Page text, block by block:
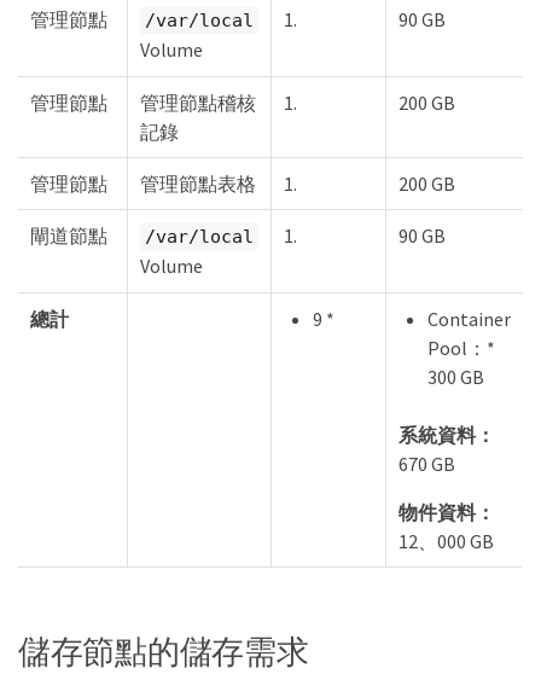
管理節點 /var/local
Volume
1. 90 GB
管理節點
管理節點稽核
記錄
1. 200 GB
管理節點 管理節點表格 1. 200 GB
閘道節點 /var/local
Volume
1. 90 GB
總計 9 *
Container
Pool：*
300 GB
系統資料：
670 GB
物件資料：
12、000 GB
儲存節點的儲存需求